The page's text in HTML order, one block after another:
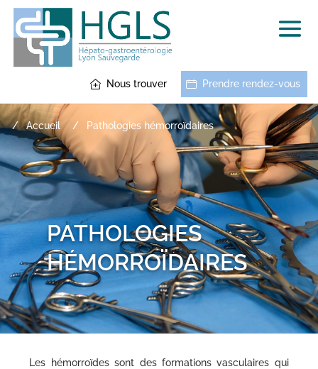
Nous trouver Prendre rendez-vous
Accueil Pathologies hémorroïdaires
PATHOLOGIES
HÉMORROÏDAIRES
Les hémorroïdes sont des formations vasculaires qui